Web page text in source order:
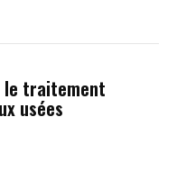
le traitement
usées